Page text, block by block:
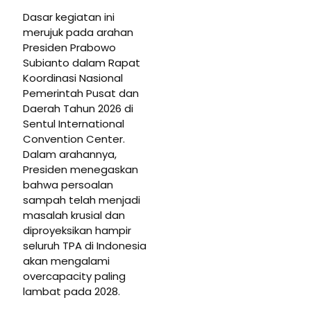
Dasar kegiatan ini
merujuk pada arahan
Presiden Prabowo
Subianto dalam Rapat
Koordinasi Nasional
Pemerintah Pusat dan
Daerah Tahun 2026 di
Sentul International
Convention Center.
Dalam arahannya,
Presiden menegaskan
bahwa persoalan
sampah telah menjadi
masalah krusial dan
diproyeksikan hampir
seluruh TPA di Indonesia
akan mengalami
overcapacity paling
lambat pada 2028.